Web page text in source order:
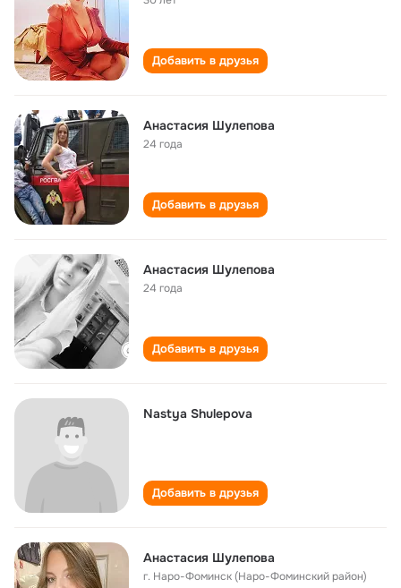
Добавить в друзья
Анастасия Шулепова
24 года
Добавить в друзья
Анастасия Шулепова
24 года
Добавить в друзья
Nastya Shulepova
Добавить в друзья
Анастасия Шулепова
г. Наро-Фоминск (Наро-Фоминский район)